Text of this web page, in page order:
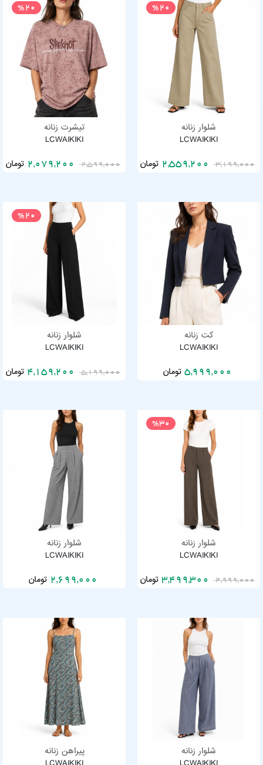
%20
شلوار زنانه
LCWAIKIKI
3,199,000 تومان
%20
تیشرت زنانه
LCWAIKIKI
2,599,000 تومان
کت زنانه
LCWAIKIKI
5,999,000 تومان
%20
شلوار زنانه
LCWAIKIKI
5,199,000 تومان
%30
شلوار زنانه
LCWAIKIKI
4,999,000 تومان
شلوار زنانه
LCWAIKIKI
2,699,000 تومان
شلوار زنانه
پیراهن زنانه